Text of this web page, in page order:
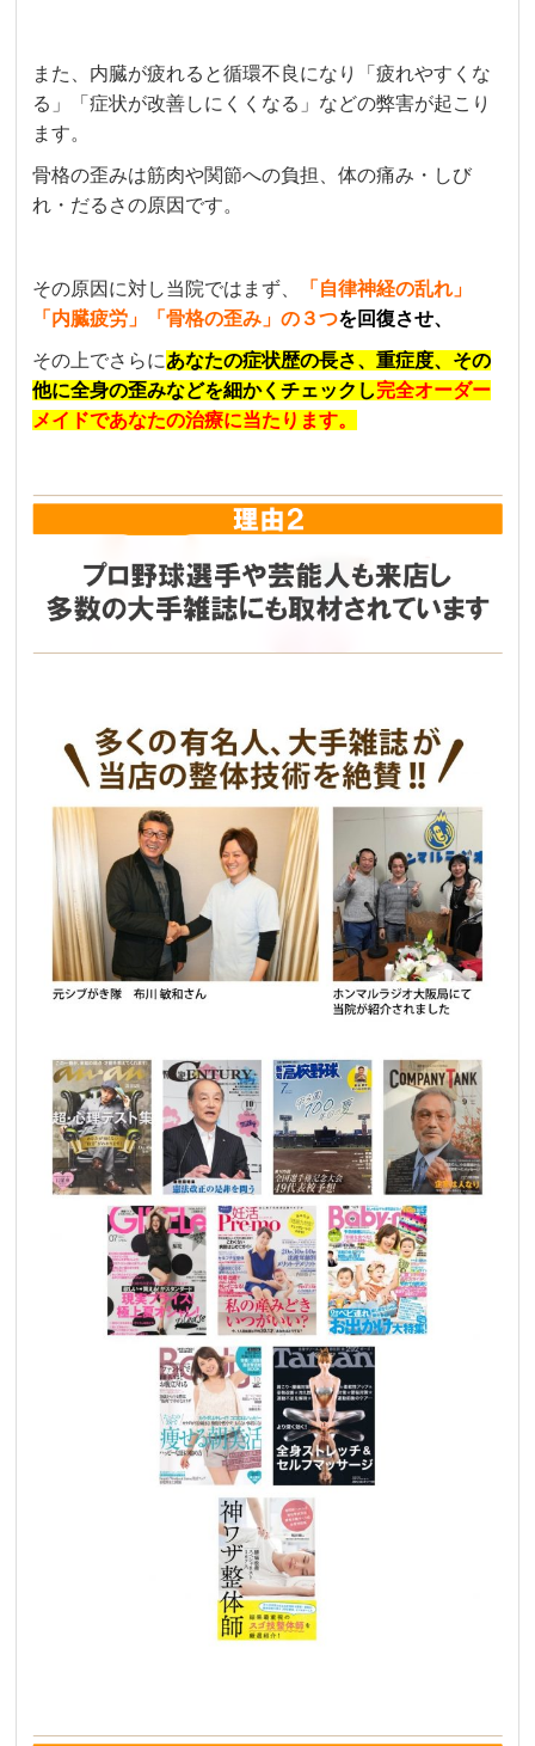
また、内臓が疲れると循環不良になり「疲れやすくな
る」「症状が改善しにくくなる」などの弊害が起こり
ます。
骨格の歪みは筋肉や関節への負担、体の痛み・しび
れ・だるさの原因です。
その原因に対し当院ではまず、
「自律神経の乱れ」
「内臓疲労」「骨格の歪み」の３つを回復させ、
その上でさらにあなたの症状歴の長さ、重症度、その
他に全身の歪みなどを細かくチェックし完全オーダー
メイドであなたの治療に当たります。